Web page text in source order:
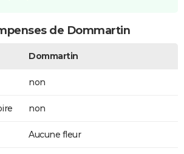
de Dommartin
Dommartin
non
non
Aucune fleur